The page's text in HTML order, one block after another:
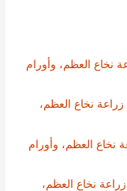
نخاع العظم، وأورام
زراعة نخاع العظم،
نخاع العظم، وأورام
نخاع العظم،